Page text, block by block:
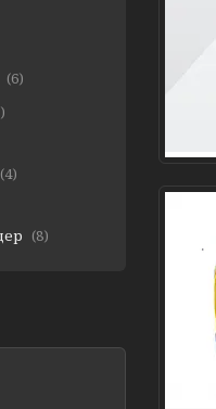
6
4
8